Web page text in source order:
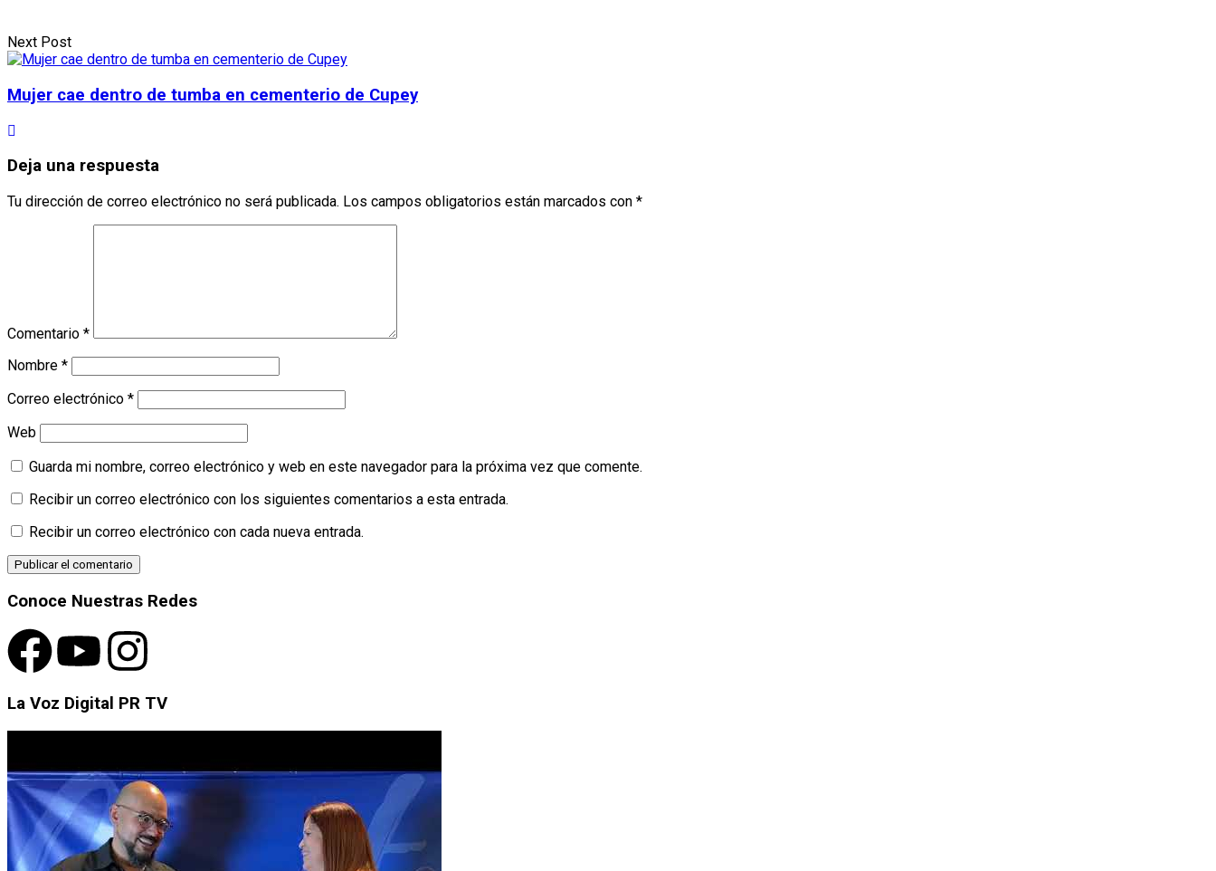
Next Post
Mujer cae dentro de tumba en cementerio de Cupey
Deja una respuesta
Tu dirección de correo electrónico no será publicada. Los campos obligatorios están marcados con *
Comentario *
Nombre *
Correo electrónico *
Web
Guarda mi nombre, correo electrónico y web en este navegador para la próxima vez que comente.
Recibir un correo electrónico con los siguientes comentarios a esta entrada.
Recibir un correo electrónico con cada nueva entrada.
Conoce Nuestras Redes
La Voz Digital PR TV